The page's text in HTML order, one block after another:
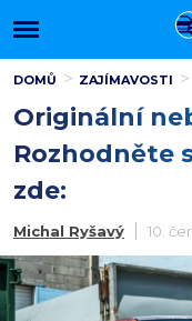
DOMŮ ZAJÍMAVOSTI
Originální
Rozhodněte
zde:
Michal Ryšavý 10.